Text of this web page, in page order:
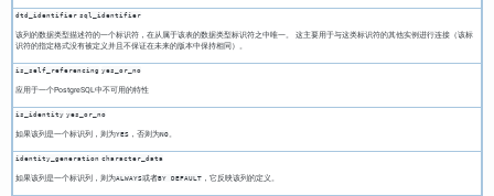
dtd_identifier sql_identifier
该列的数据类型描述符的一个标识符，在从属于该表的数据类型标识符之中唯一。 这主要用于与这类标识符的其他实例进行连接（该标
识符的指定格式没有被定义并且不保证在未来的版本中保持相同）。
is_self_referencing yes_or_no
应用于一个PostgreSQL中不可用的特性
is_identity yes_or_no
如果该列是一个标识列，则为YES，否则为NO。
identity_generation character_data
如果该列是一个标识列，则为ALWAYS或者BY DEFAULT，它反映该列的定义。